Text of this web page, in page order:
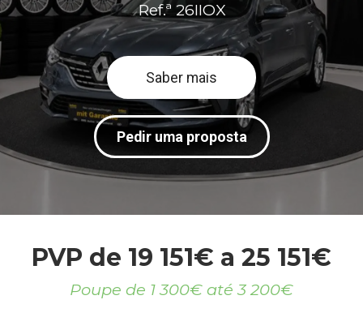
Ref.ª 26IIOX
Saber mais
Pedir uma proposta
PVP de 19 151€ a 25 151€
Poupe de 1 300€ até 3 200€